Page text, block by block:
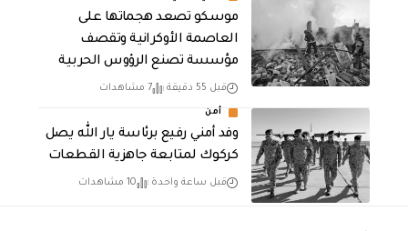
موسكو تصعد هجماتها على
العاصمة الأوكرانية وتقصف
مؤسسة تصنع الرؤوس الحربية
قبل 55 دقيقة 7 مشاهدات
أمن
وفد أمني رفيع برئاسة يار الله يصل
كركوك لمتابعة جاهزية القطعات
قبل ساعة واحدة 10 مشاهدات